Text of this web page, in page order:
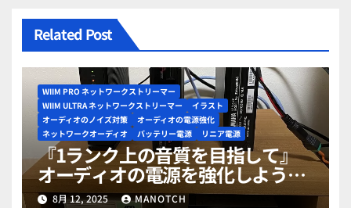
Related Post
WIIM PRO ネットワークストリーマー
WIIM ULTRA ネットワークストリーマー
イラスト
オーディオのノイズ対策
オーディオの電源強化
ネットワークオーディオ
バッテリー電源 リニア電源
『1ランク上の音質を目指して』
オーディオの電源を強化しよう
PART28（上流電源編）
8月 12, 2025 MANOTCH